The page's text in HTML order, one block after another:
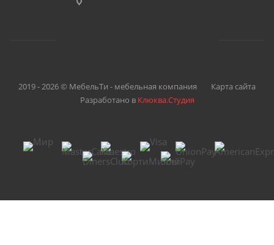
2019 - 2026 © МебельТи - мебельная компания
Карта сайта
Разработано в Клюква.Студия